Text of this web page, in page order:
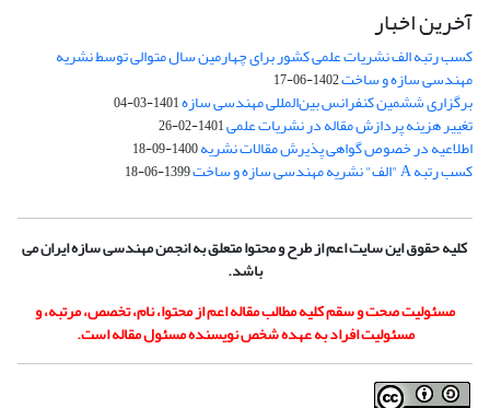
آخرین اخبار
کسب رتبه الف نشریات علمی کشور برای چهارمین سال متوالی توسط نشریه
مهندسی سازه و ساخت1402-06-17
برگزاری ششمین کنفرانس بین‌المللی مهندسی سازه1401-03-04
تغییر هزینه پردازش مقاله در نشریات علمی1401-02-26
اطلاعیه در خصوص گواهی پذیرش مقالات نشریه1400-09-18
کسب رتبه A "الف" نشریه مهندسی سازه و ساخت 1399-06-18
کلیه حقوق این سایت اعم از طرح و محتوا متعلق به انجمن مهندسی سازه ایران می
باشد.
مسئولیت صحت و سقم کلیه مطالب مقاله اعم از محتوا، نام، تخصص، مرتبه، و
مسئولیت افراد به عهده شخص نویسنده مسئول مقاله است.